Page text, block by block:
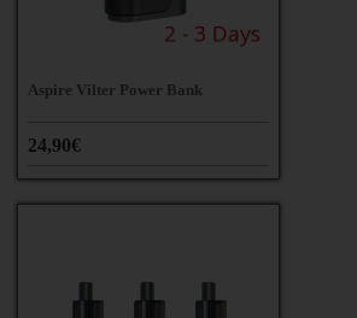
Aspire Vilter Power Bank
24,90€